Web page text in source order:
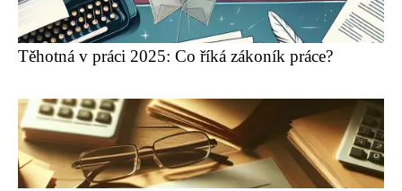
Těhotná v práci 2025: Co říká zákoník práce?